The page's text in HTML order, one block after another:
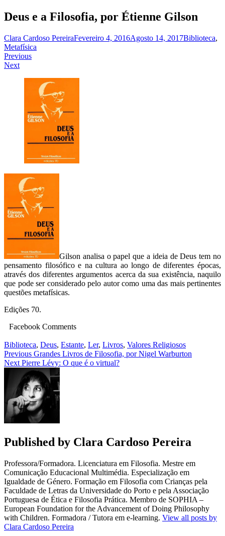
Deus e a Filosofia, por Étienne Gilson
Clara Cardoso PereiraFevereiro 4, 2016Agosto 14, 2017Biblioteca,
Metafísica
Navegação
de
artigos
Previous
Next
Gilson analisa o papel que a ideia de Deus tem no
pensamento filosófico e na cultura ao longo de diferentes épocas,
através dos diferentes argumentos acerca da sua existência, naquilo
que pode ser considerado pelo autor como uma das mais pertinentes
questões metafísicas.
Edições 70.
Facebook Comments
Biblioteca, Deus, Estante, Ler, Livros, Valores Religiosos
Navegação
de
artigos
Previous Grandes Livros de Filosofia, por Nigel Warburton
Next Pierre Lévy: O que é o virtual?
Published by Clara Cardoso Pereira
Professora/Formadora. Licenciatura em Filosofia. Mestre em
Comunicação Educacional Multimédia. Especialização em
Igualdade de Género. Formação em Filosofia com Crianças pela
Faculdade de Letras da Universidade do Porto e pela Associação
Portuguesa de Ética e Filosofia Prática. Membro de SOPHIA –
European Foundation for the Advancement of Doing Philosophy
with Children. Formadora / Tutora em e-learning. View all posts by
Clara Cardoso Pereira